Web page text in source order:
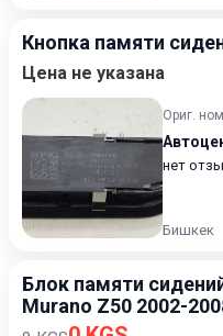
Кнопка памяти
Цена не указана
Ориг.
нет
Бишкек
Блок памяти
Murano Z50 2002-